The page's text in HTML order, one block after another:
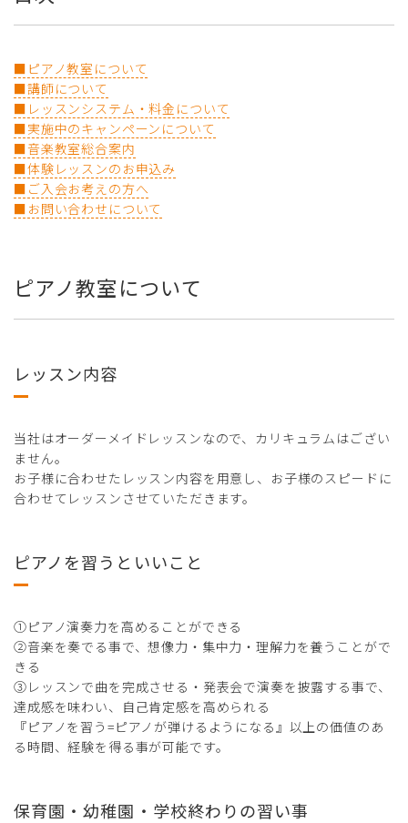
■ピアノ教室について
■講師について
■レッスンシステム・料金について
■実施中のキャンペーンについて
■音楽教室総合案内
■体験レッスンのお申込み
■ご入会お考えの方へ
■お問い合わせについて
ピアノ教室について
レッスン内容
当社はオーダーメイドレッスンなので、カリキュラムはござい
ません。
お子様に合わせたレッスン内容を用意し、お子様のスピードに
合わせてレッスンさせていただきます。
ピアノを習うといいこと
①ピアノ演奏力を高めることができる
②音楽を奏でる事で、想像力・集中力・理解力を養うことがで
きる
③レッスンで曲を完成させる・発表会で演奏を披露する事で、
達成感を味わい、自己肯定感を高められる
『ピアノを習う=ピアノが弾けるようになる』以上の価値のあ
る時間、経験を得る事が可能です。
保育園・幼稚園・学校終わりの習い事